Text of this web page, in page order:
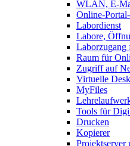
WLAN, E-
Online-
Labordienst
Labore,
Laborzugang
Raum für
Zugriff auf
Virtuelle
MyFiles
Tools für
Drucken
Kopierer
Projektserver